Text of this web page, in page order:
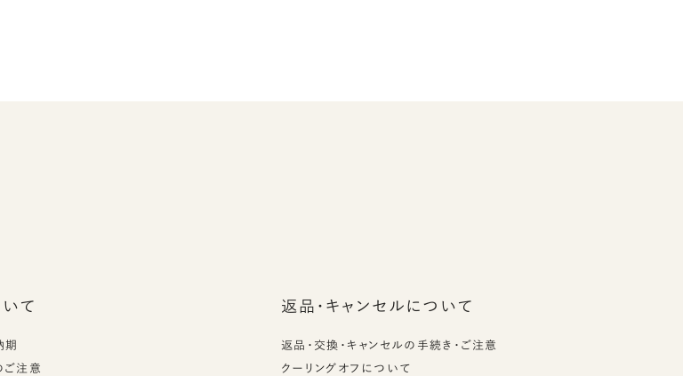
て
期
ご注意
返品・キャンセルについて
返品・交換・キャンセルの手続き・ご注意
クーリングオフについて